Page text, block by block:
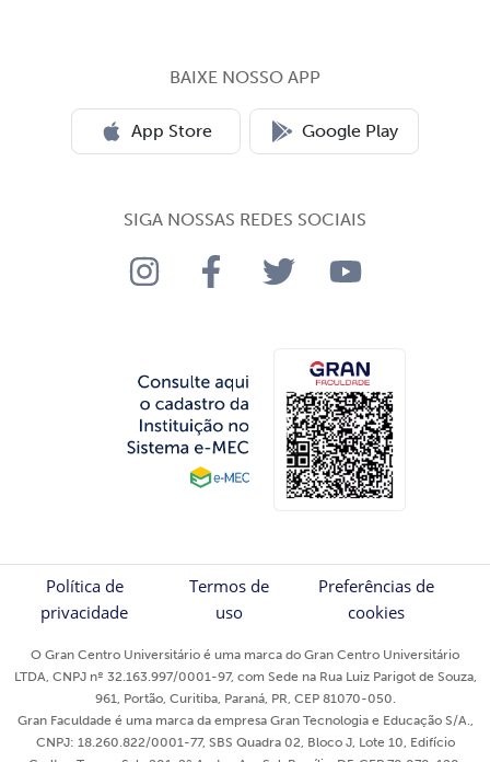
BAIXE NOSSO APP
App Store Google Play
SIGA NOSSAS REDES SOCIAIS
Política de
privacidade
Termos de
uso
Preferências de
cookies
O Gran Centro Universitário é uma marca do Gran Centro Universitário
LTDA, CNPJ nº 32.163.997/0001-97, com Sede na Rua Luiz Parigot de Souza,
961, Portão, Curitiba, Paraná, PR, CEP 81070-050.
Gran Faculdade é uma marca da empresa Gran Tecnologia e Educação S/A.,
CNPJ: 18.260.822/0001-77, SBS Quadra 02, Bloco J, Lote 10, Edifício